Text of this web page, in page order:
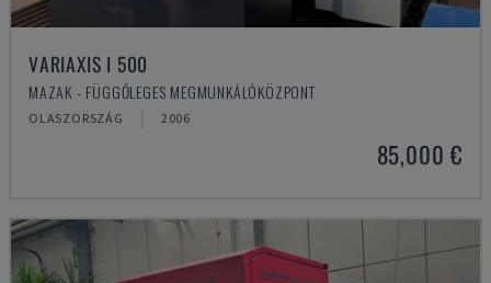
VARIAXIS I 500
MAZAK - FÜGGŐLEGES MEGMUNKÁLÓKÖZPONT
OLASZORSZÁG 2006
85,000 €